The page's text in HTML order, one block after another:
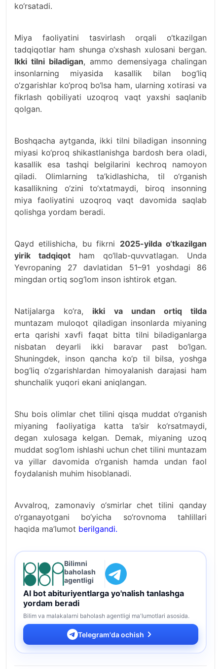
ko‘rsatadi.
Miya faoliyatini tasvirlash orqali o‘tkazilgan
tadqiqotlar ham shunga o‘xshash xulosani bergan.
Ikki tilni biladigan, ammo demensiyaga chalingan
insonlarning miyasida kasallik bilan bog‘liq
o‘zgarishlar ko‘proq bo‘lsa ham, ularning xotirasi va
fikrlash qobiliyati uzoqroq vaqt yaxshi saqlanib
qolgan.
Boshqacha aytganda, ikki tilni biladigan insonning
miyasi ko‘proq shikastlanishga bardosh bera oladi,
kasallik esa tashqi belgilarini kechroq namoyon
qiladi. Olimlarning ta’kidlashicha, til o‘rganish
kasallikning o‘zini to‘xtatmaydi, biroq insonning
miya faoliyatini uzoqroq vaqt davomida saqlab
qolishga yordam beradi.
Qayd etilishicha, bu fikrni 2025-yilda o‘tkazilgan
yirik tadqiqot ham qo‘llab-quvvatlagan. Unda
Yevropaning 27 davlatidan 51–91 yoshdagi 86
mingdan ortiq sog‘lom inson ishtirok etgan.
Natijalarga ko‘ra, ikki va undan ortiq tilda
muntazam muloqot qiladigan insonlarda miyaning
erta qarishi xavfi faqat bitta tilni biladiganlarga
nisbatan deyarli ikki baravar past bo‘lgan.
Shuningdek, inson qancha ko‘p til bilsa, yoshga
bog‘liq o‘zgarishlardan himoyalanish darajasi ham
shunchalik yuqori ekani aniqlangan.
Shu bois olimlar chet tilini qisqa muddat o‘rganish
miyaning faoliyatiga katta ta’sir ko‘rsatmaydi,
degan xulosaga kelgan. Demak, miyaning uzoq
muddat sog‘lom ishlashi uchun chet tilini muntazam
va yillar davomida o‘rganish hamda undan faol
foydalanish muhim hisoblanadi.
Avvalroq, zamonaviy o‘smirlar chet tilini qanday
o‘rganayotgani bo‘yicha so‘rovnoma tahlillari
haqida ma’lumot berilgandi.
Bilimni
baholash
agentligi
AI bot abituriyentlarga yo'nalish tanlashga
yordam beradi
Bilim va malakalarni baholash agentligi ma'lumotlari asosida.
Telegram'da ochish